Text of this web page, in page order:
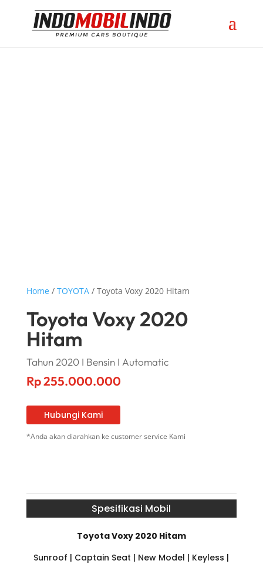
Home/ TOYOTA/ Toyota Voxy 2020 Hitam
Toyota Voxy 2020
Hitam
Tahun 2020 I Bensin I Automatic
Rp255.000.000
Hubungi Kami
*Anda akan diarahkan ke customer service Kami
Spesifikasi Mobil
Toyota Voxy 2020 Hitam
Sunroof | Captain Seat | New Model | Keyless |